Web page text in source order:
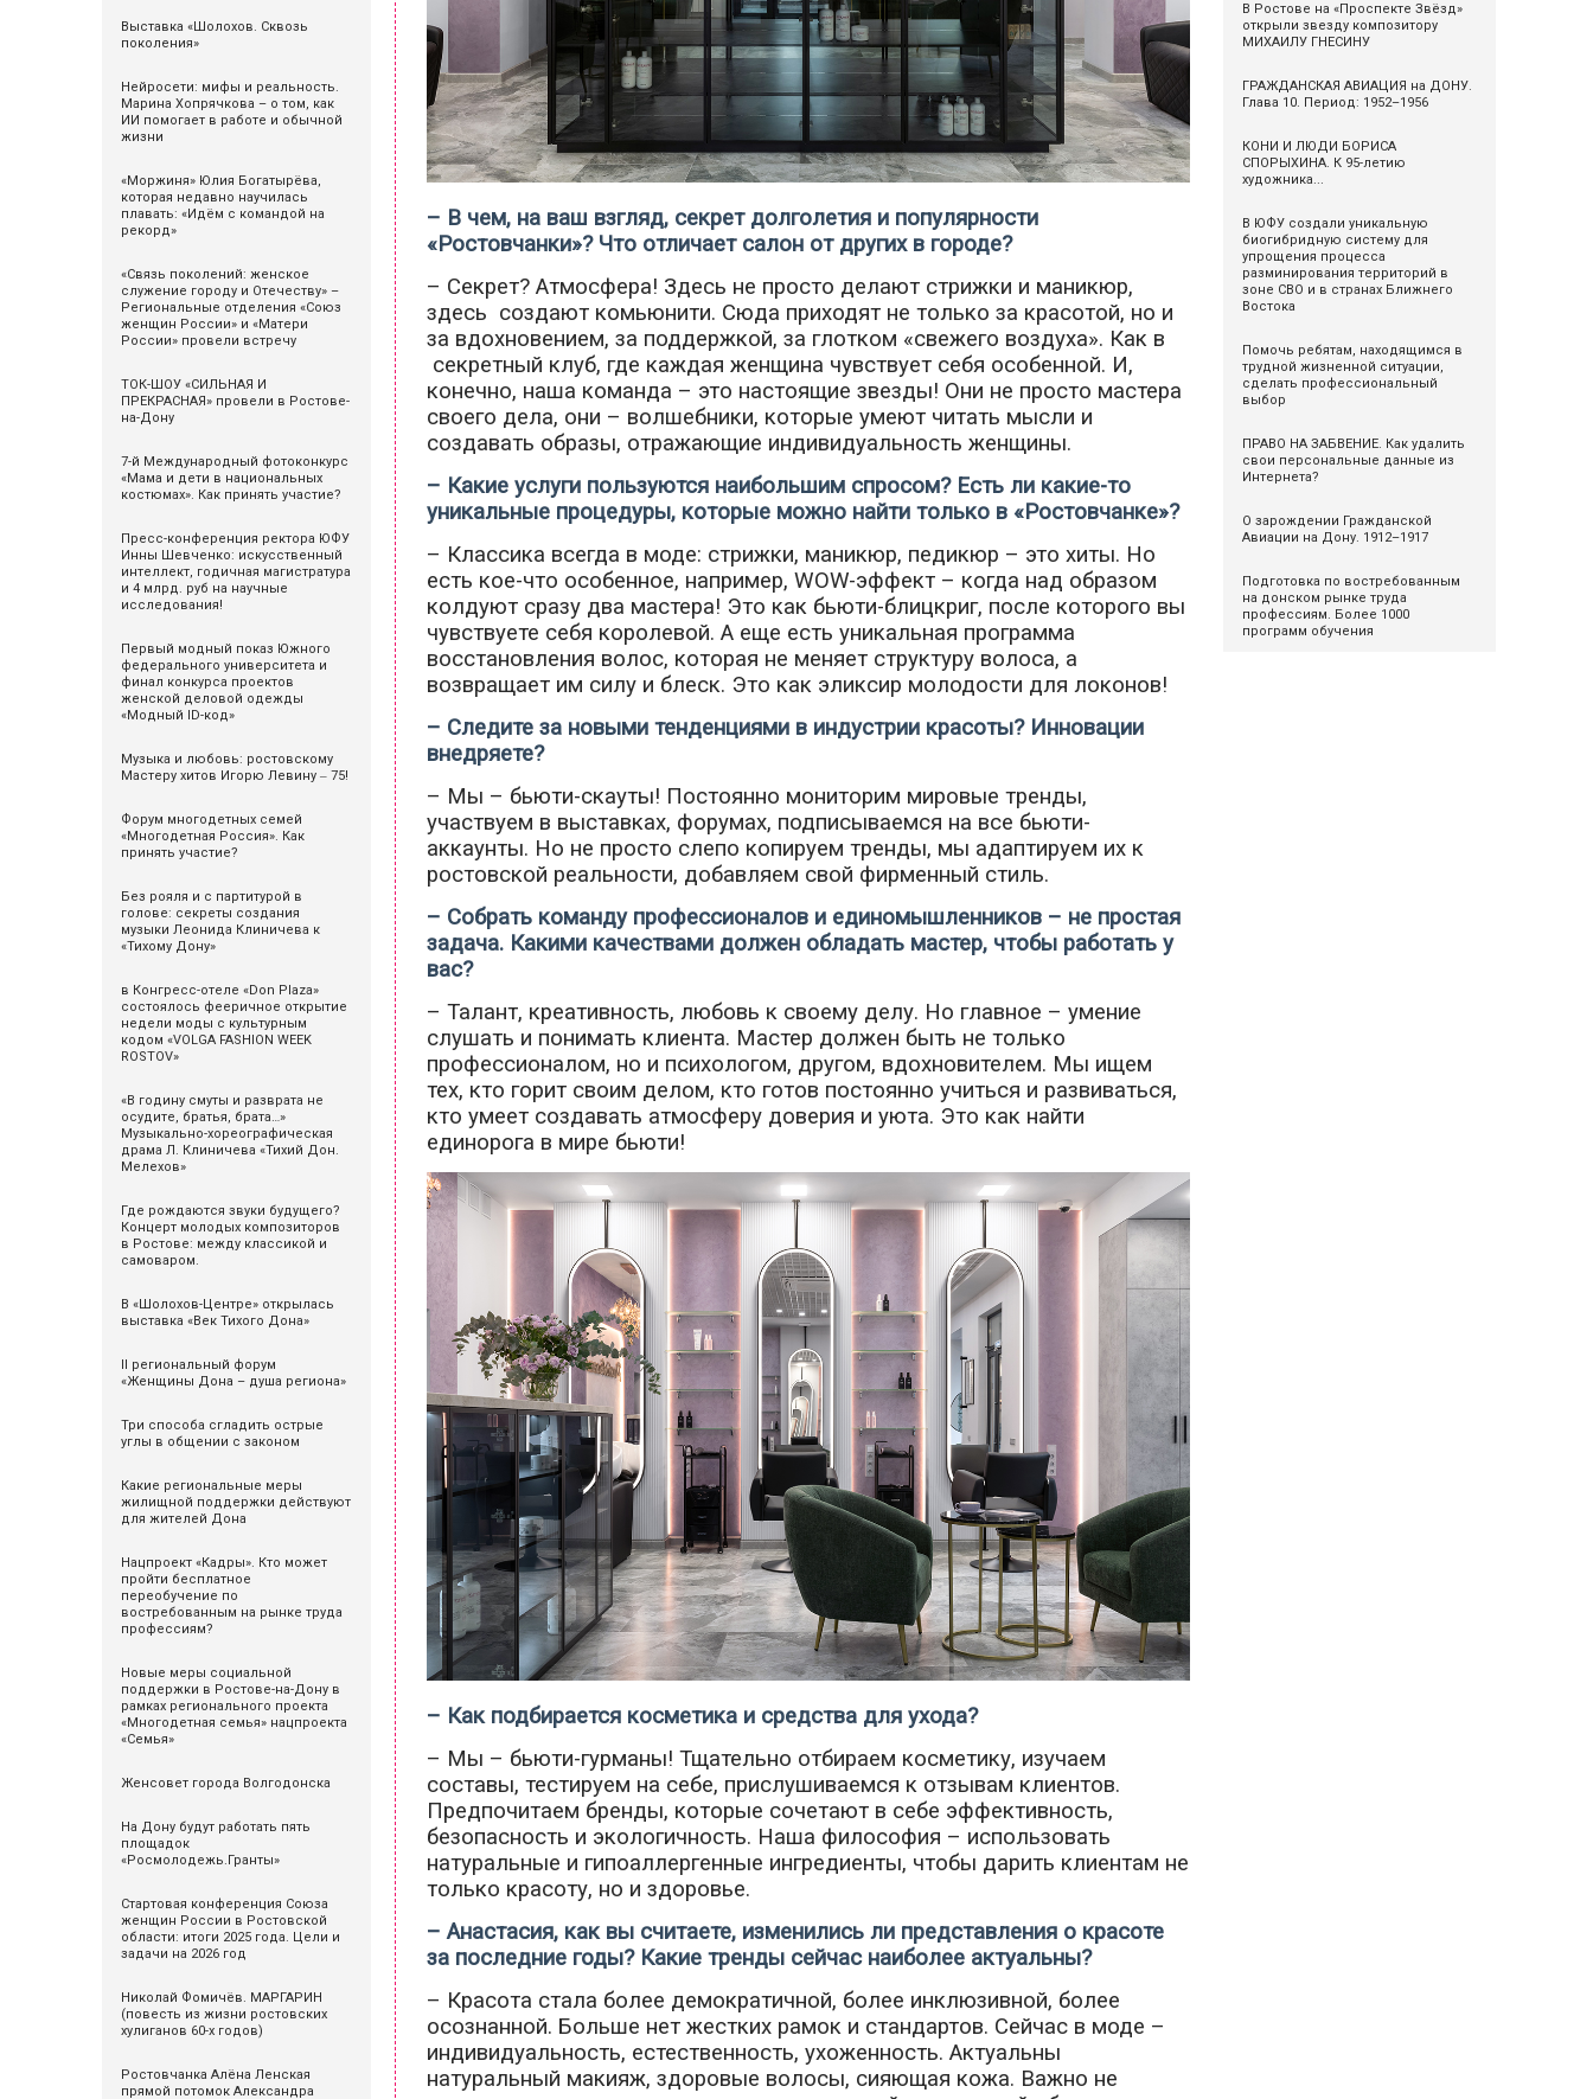
Выставка «Шолохов. Сквозь
поколения»
Нейросети: мифы и реальность.
Марина Хопрячкова – о том, как
ИИ помогает в работе и обычной
жизни
«Моржиня» Юлия Богатырёва,
которая недавно научилась
плавать: «Идём с командой на
рекорд»
«Связь поколений: женское
служение городу и Отечеству» –
Региональные отделения «Союз
женщин России» и «Матери
России» провели встречу
ТОК-ШОУ «СИЛЬНАЯ И
ПРЕКРАСНАЯ» провели в Ростове-
на-Дону
7-й Международный фотоконкурс
«Мама и дети в национальных
костюмах». Как принять участие?
Пресс-конференция ректора ЮФУ
Инны Шевченко: искусственный
интеллект, годичная магистратура
и 4 млрд. руб на научные
исследования!
Первый модный показ Южного
федерального университета и
финал конкурса проектов
женской деловой одежды
«Модный ID-код»
Музыка и любовь: ростовскому
Мастеру хитов Игорю Левину ‒ 75!
Форум многодетных семей
«Многодетная Россия». Как
принять участие?
Без рояля и с партитурой в
голове: секреты создания
музыки Леонида Клиничева к
«Тихому Дону»
в Конгресс-отеле «Don Plaza»
состоялось фееричное открытие
недели моды с культурным
кодом «VOLGA FASHION WEEK
ROSTOV»
«В годину смуты и разврата не
осудите, братья, брата…»
Музыкально-хореографическая
драма Л. Клиничева «Тихий Дон.
Мелехов»
Где рождаются звуки будущего?
Концерт молодых композиторов
в Ростове: между классикой и
самоваром.
В «Шолохов-Центре» открылась
выставка «Век Тихого Дона»
II региональный форум
«Женщины Дона – душа региона»
Три способа сгладить острые
углы в общении с законом
Какие региональные меры
жилищной поддержки действуют
для жителей Дона
Нацпроект «Кадры». Кто может
пройти бесплатное
переобучение по
востребованным на рынке труда
профессиям?
Новые меры социальной
поддержки в Ростове-на-Дону в
рамках регионального проекта
«Многодетная семья» нацпроекта
«Семья»
Женсовет города Волгодонска
На Дону будут работать пять
площадок
«Росмолодежь.Гранты»
Стартовая конференция Союза
женщин России в Ростовской
области: итоги 2025 года. Цели и
задачи на 2026 год
Николай Фомичёв. МАРГАРИН
(повесть из жизни ростовских
хулиганов 60-х годов)
Ростовчанка Алёна Ленская
прямой потомок Александра
– В чем, на ваш взгляд, секрет долголетия и популярности
«Ростовчанки»? Что отличает салон от других в городе?
– Секрет? Атмосфера! Здесь не просто делают стрижки и маникюр,
здесь создают комьюнити. Сюда приходят не только за красотой, но и
за вдохновением, за поддержкой, за глотком «свежего воздуха». Как в
секретный клуб, где каждая женщина чувствует себя особенной. И,
конечно, наша команда – это настоящие звезды! Они не просто мастера
своего дела, они – волшебники, которые умеют читать мысли и
создавать образы, отражающие индивидуальность женщины.
– Какие услуги пользуются наибольшим спросом? Есть ли какие-то
уникальные процедуры, которые можно найти только в «Ростовчанке»?
– Классика всегда в моде: стрижки, маникюр, педикюр – это хиты. Но
есть кое-что особенное, например, WOW-эффект – когда над образом
колдуют сразу два мастера! Это как бьюти-блицкриг, после которого вы
чувствуете себя королевой. А еще есть уникальная программа
восстановления волос, которая не меняет структуру волоса, а
возвращает им силу и блеск. Это как эликсир молодости для локонов!
– Следите за новыми тенденциями в индустрии красоты? Инновации
внедряете?
– Мы – бьюти-скауты! Постоянно мониторим мировые тренды,
участвуем в выставках, форумах, подписываемся на все бьюти-
аккаунты. Но не просто слепо копируем тренды, мы адаптируем их к
ростовской реальности, добавляем свой фирменный стиль.
– Собрать команду профессионалов и единомышленников – не простая
задача. Какими качествами должен обладать мастер, чтобы работать у
вас?
– Талант, креативность, любовь к своему делу. Но главное – умение
слушать и понимать клиента. Мастер должен быть не только
профессионалом, но и психологом, другом, вдохновителем. Мы ищем
тех, кто горит своим делом, кто готов постоянно учиться и развиваться,
кто умеет создавать атмосферу доверия и уюта. Это как найти
единорога в мире бьюти!
– Как подбирается косметика и средства для ухода?
– Мы – бьюти-гурманы! Тщательно отбираем косметику, изучаем
составы, тестируем на себе, прислушиваемся к отзывам клиентов.
Предпочитаем бренды, которые сочетают в себе эффективность,
безопасность и экологичность. Наша философия – использовать
натуральные и гипоаллергенные ингредиенты, чтобы дарить клиентам не
только красоту, но и здоровье.
– Анастасия, как вы считаете, изменились ли представления о красоте
за последние годы? Какие тренды сейчас наиболее актуальны?
– Красота стала более демократичной, более инклюзивной, более
осознанной. Больше нет жестких рамок и стандартов. Сейчас в моде –
индивидуальность, естественность, ухоженность. Актуальны
натуральный макияж, здоровые волосы, сияющая кожа. Важно не
В Ростове на «Проспекте Звёзд»
открыли звезду композитору
МИХАИЛУ ГНЕСИНУ
ГРАЖДАНСКАЯ АВИАЦИЯ на ДОНУ.
Глава 10. Период: 1952–1956
КОНИ И ЛЮДИ БОРИСА
СПОРЫХИНА. К 95-летию
художника...
В ЮФУ создали уникальную
биогибридную систему для
упрощения процесса
разминирования территорий в
зоне СВО и в странах Ближнего
Востока
Помочь ребятам, находящимся в
трудной жизненной ситуации,
сделать профессиональный
выбор
ПРАВО НА ЗАБВЕНИЕ. Как удалить
свои персональные данные из
Интернета?
О зарождении Гражданской
Авиации на Дону. 1912–1917
Подготовка по востребованным
на донском рынке труда
профессиям. Более 1000
программ обучения